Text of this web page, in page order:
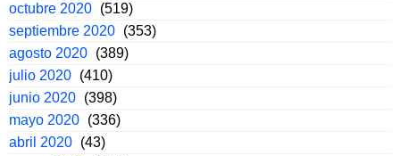
octubre 2020 (519)
septiembre 2020 (353)
agosto 2020 (389)
julio 2020 (410)
junio 2020 (398)
mayo 2020 (336)
abril 2020 (43)